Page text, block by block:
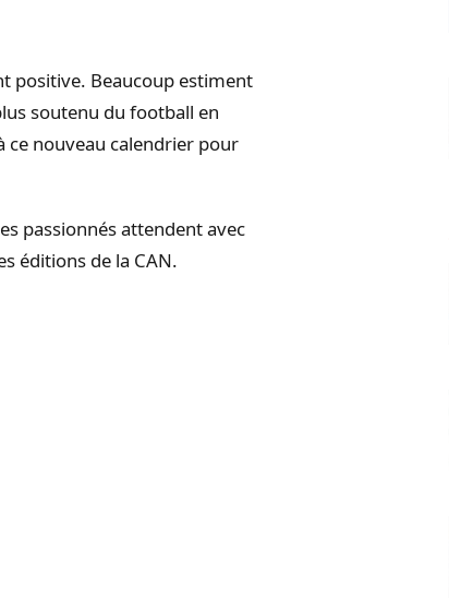
positive. Beaucoup estiment
soutenu du football en
ce nouveau calendrier pour
passionnés attendent avec
éditions de la CAN.